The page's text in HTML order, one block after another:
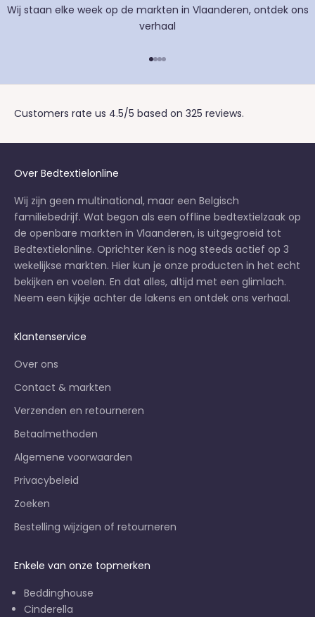
Wij staan elke week op de markten in Vlaanderen, ontdek ons
verhaal
Naar artikel 1
Naar artikel 2
Naar artikel 3
Naar artikel 4
Customers rate us 4.5/5 based on 325 reviews.
Over Bedtextielonline
Wij zijn geen multinational, maar een Belgisch
familiebedrijf. Wat begon als een offline bedtextielzaak op
de openbare markten in Vlaanderen, is uitgegroeid tot
Bedtextielonline. Oprichter Ken is nog steeds actief op 3
wekelijkse markten. Hier kun je onze producten in het echt
bekijken en voelen. En dat alles, altijd met een glimlach.
Neem een kijkje achter de lakens en ontdek ons verhaal.
Klantenservice
Over ons
Contact & markten
Verzenden en retourneren
Betaalmethoden
Algemene voorwaarden
Privacybeleid
Zoeken
Bestelling wijzigen of retourneren
Enkele van onze topmerken
Beddinghouse
Cinderella